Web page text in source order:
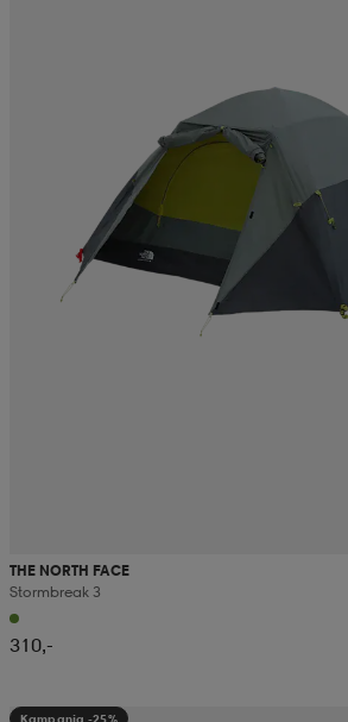
THE NORTH FACE
Stormbreak 3
310,-
Kampanja -25%